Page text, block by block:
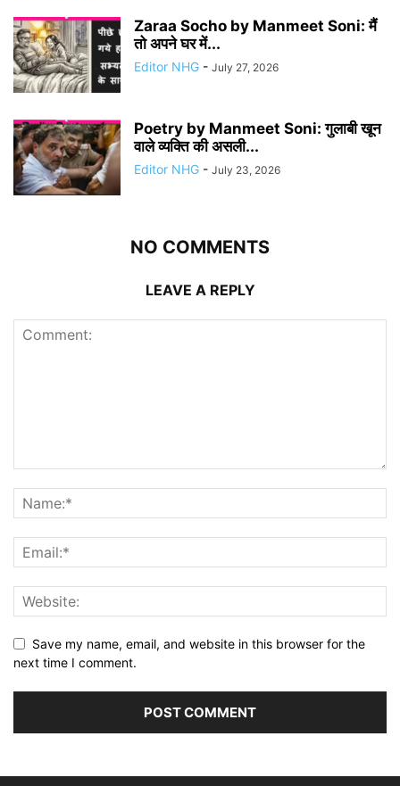
Zaraa Socho by Manmeet Soni: मैं
तो अपने घर में...
Editor NHG - July 27, 2026
Poetry by Manmeet Soni: गुलाबी खून
वाले व्यक्ति की असली...
Editor NHG - July 23, 2026
NO COMMENTS
LEAVE A REPLY
Save my name, email, and website in this browser for the
next time I comment.